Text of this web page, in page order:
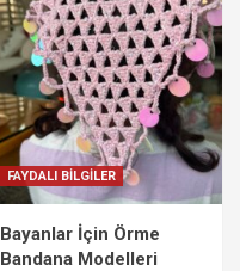
FAYDALI BİLGİLER
Bayanlar İçin Örme
Bandana Modelleri